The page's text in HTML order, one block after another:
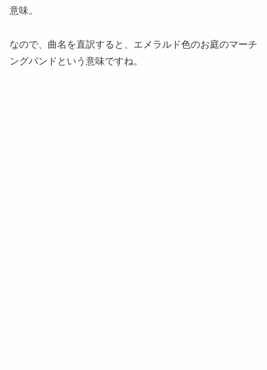
意味。
なので、曲名を直訳すると、エメラルド色のお庭のマーチ
ングバンドという意味ですね。